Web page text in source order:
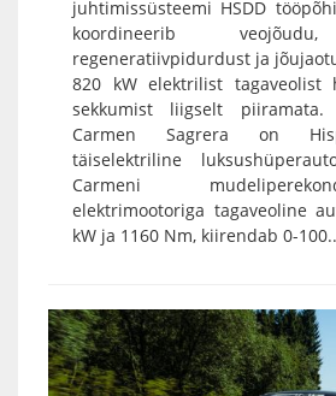
juhtimissüsteemi HSDD
koordineerib
regeneratiivpidurdust ja
820 kW elektrilist tagaveolist
sekkumist liigselt piiramata.
Carmen Sagrera on
täiselektriline
Carmeni
elektrimootoriga tagaveoline
kW ja 1160 Nm, kiirendab 0-